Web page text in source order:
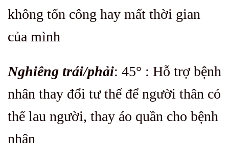
không tốn công hay mất thời gian
của mình
Nghiêng trái/phải: 45° : Hỗ trợ bệnh
nhân thay đổi tư thế để người thân có
thể lau người, thay áo quần cho bệnh
nhân